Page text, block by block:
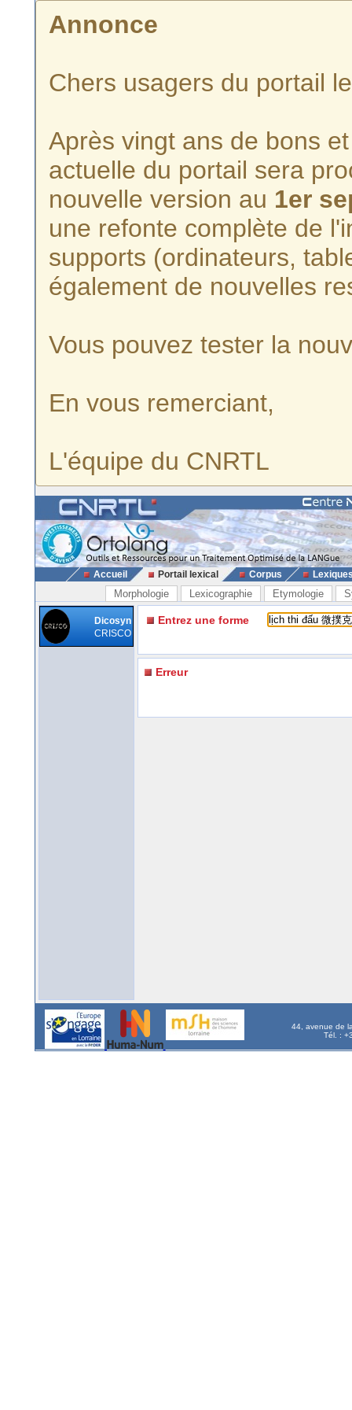
Annonce
Chers usagers du portail
Après vingt ans de bons
actuelle du portail sera
nouvelle version au 1er
une refonte complète de
supports (ordinateurs,
également de nouvelles
Vous pouvez tester la
En vous remerciant,
L'équipe du CNRTL
Accueil Portail lexical Corpus
Morphologie Lexicographie Etymologie
Dicosyn
CRISCO
Entrez une forme
Erreur
44, avenue de
Tél. :